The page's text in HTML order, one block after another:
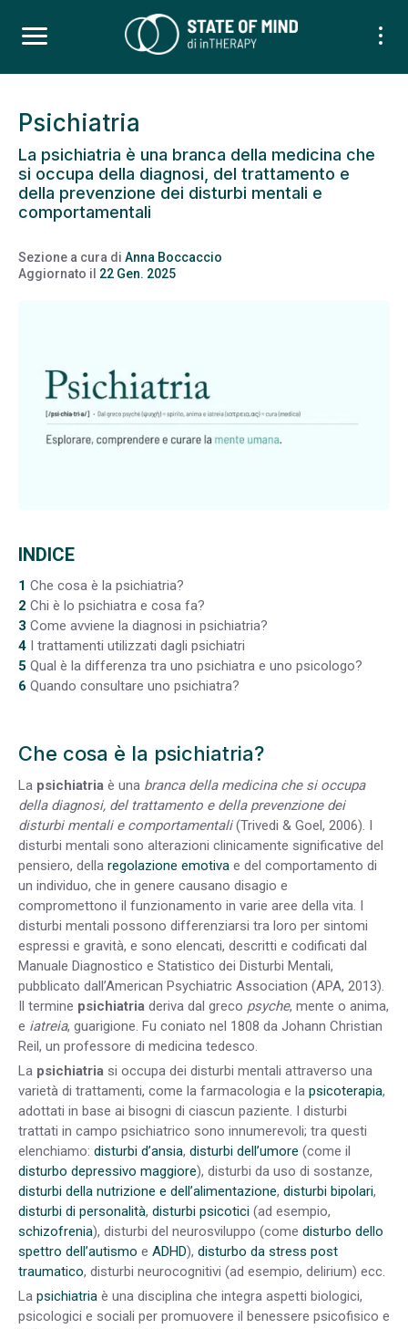
Psichiatria
La psichiatria è una branca della medicina che
si occupa della diagnosi, del trattamento e
della prevenzione dei disturbi mentali e
comportamentali
Sezione a cura di Anna Boccaccio
Aggiornato il 22 Gen. 2025
INDICE
1 Che cosa è la psichiatria?
2 Chi è lo psichiatra e cosa fa?
3 Come avviene la diagnosi in psichiatria?
4 I trattamenti utilizzati dagli psichiatri
5 Qual è la differenza tra uno psichiatra e uno psicologo?
6 Quando consultare uno psichiatra?
Che cosa è la psichiatria?
La psichiatria è una branca della medicina che si occupa
della diagnosi, del trattamento e della prevenzione dei
disturbi mentali e comportamentali(Trivedi & Goel, 2006). I
disturbi mentali sono alterazioni clinicamente significative del
pensiero, della regolazione emotiva e del comportamento di
un individuo, che in genere causano disagio e
compromettono il funzionamento in varie aree della vita. I
disturbi mentali possono differenziarsi tra loro per sintomi
espressi e gravità, e sono elencati, descritti e codificati dal
Manuale Diagnostico e Statistico dei Disturbi Mentali,
pubblicato dall’American Psychiatric Association (APA, 2013).
Il termine psichiatria deriva dal greco psyche, mente o anima,
e iatreia, guarigione. Fu coniato nel 1808 da Johann Christian
Reil, un professore di medicina tedesco.
La psichiatria si occupa dei disturbi mentali attraverso una
varietà di trattamenti, come la farmacologia e la psicoterapia,
adottati in base ai bisogni di ciascun paziente. I disturbi
trattati in campo psichiatrico sono innumerevoli; tra questi
elenchiamo: disturbi d’ansia, disturbi dell’umore (come il
disturbo depressivo maggiore), disturbi da uso di sostanze,
disturbi della nutrizione e dell’alimentazione, disturbi bipolari,
disturbi di personalità, disturbi psicotici (ad esempio,
schizofrenia), disturbi del neurosviluppo (come disturbo dello
spettro dell’autismo e ADHD), disturbo da stress post
traumatico, disturbi neurocognitivi (ad esempio, delirium) ecc.
La psichiatria è una disciplina che integra aspetti biologici,
psicologici e sociali per promuovere il benessere psicofisico e